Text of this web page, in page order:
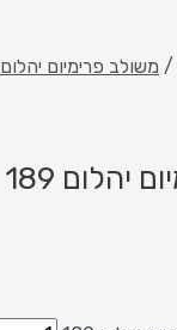
/ משולב פרימיום יהלום
יהלום 189